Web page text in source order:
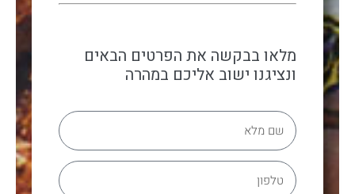
מלאו בבקשה את הפרטים הבאים
ונציגנו ישוב אליכם במהרה